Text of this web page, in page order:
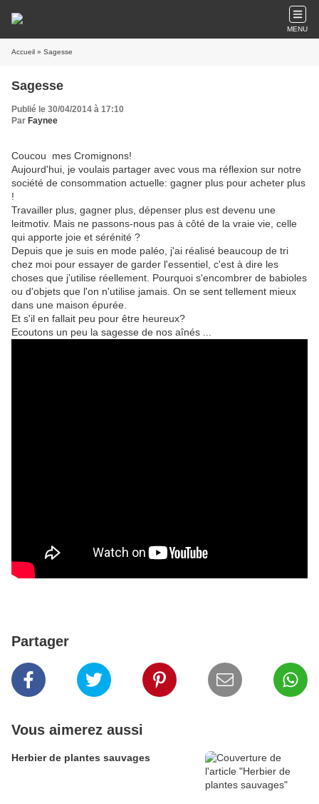
MENU
Accueil » Sagesse
Sagesse
Publié le 30/04/2014 à 17:10
Par Faynee
Coucou mes Cromignons!
Aujourd'hui, je voulais partager avec vous ma réflexion sur notre
société de consommation actuelle: gagner plus pour acheter plus
!
Travailler plus, gagner plus, dépenser plus est devenu une
leitmotiv. Mais ne passons-nous pas à côté de la vraie vie, celle
qui apporte joie et sérénité ?
Depuis que je suis en mode paléo, j'ai réalisé beaucoup de tri
chez moi pour essayer de garder l'essentiel, c'est à dire les
choses que j'utilise réellement. Pourquoi s'encombrer de babioles
ou d'objets que l'on n'utilise jamais. On se sent tellement mieux
dans une maison épurée.
Et s'il en fallait peu pour être heureux?
Ecoutons un peu la sagesse de nos aînés ...
Partager
Vous aimerez aussi
Herbier de plantes sauvages